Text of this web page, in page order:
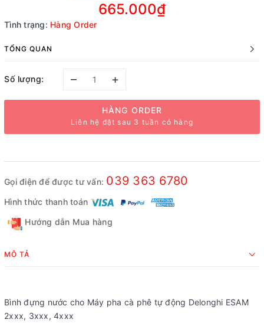
665.000₫
Tình trạng: Hàng Order
TỔNG QUAN
Số lượng: – +
HÀNG ORDER
Liên hệ đặt sau 3 tuần có hàng
Gọi điện để được tư vấn: 039 363 6780
Hình thức thanh toán
Hướng dẫn Mua hàng
MÔ TẢ
Bình đựng nước cho Máy pha cà phê tự động Delonghi ESAM
2xxx, 3xxx, 4xxx